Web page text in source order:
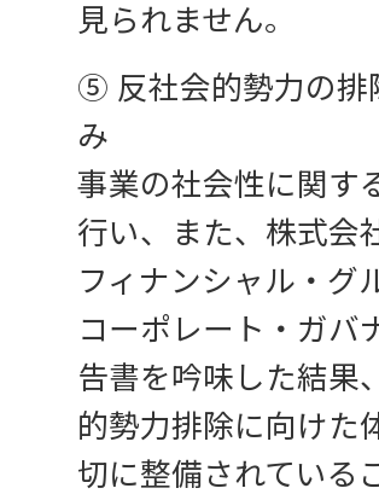
見られません。
⑤ 反社会的勢力の排
み
事業の社会性に関す
行い、また、株式会
フィナンシャル・グ
コーポレート・ガバ
告書を吟味した結果
的勢力排除に向けた
切に整備されている